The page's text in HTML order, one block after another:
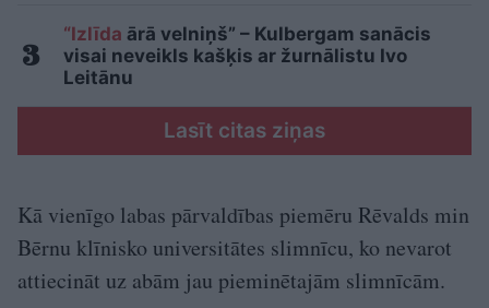
“Izlīda ārā velniņš” – Kulbergam sanācis
visai neveikls kašķis ar žurnālistu Ivo
Leitānu
Lasīt citas ziņas
Kā vienīgo labas pārvaldības piemēru Rēvalds min
Bērnu klīnisko universitātes slimnīcu, ko nevarot
attiecināt uz abām jau pieminētajām slimnīcām.